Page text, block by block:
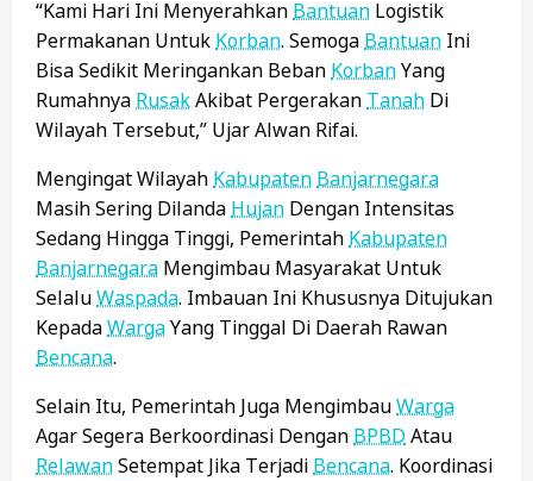
“Kami Hari Ini Menyerahkan Bantuan Logistik
Permakanan Untuk Korban. Semoga Bantuan Ini
Bisa Sedikit Meringankan Beban KorbanYang
Rumahnya RusakAkibat Pergerakan Tanah Di
Wilayah Tersebut,” Ujar Alwan Rifai.
Mengingat Wilayah Kabupaten Banjarnegara
Masih Sering Dilanda Hujan Dengan Intensitas
Sedang Hingga Tinggi, Pemerintah Kabupaten
Banjarnegara Mengimbau Masyarakat Untuk
SelaluWaspada. Imbauan Ini Khususnya Ditujukan
KepadaWargaYang Tinggal Di Daerah Rawan
Bencana.
Selain Itu, Pemerintah Juga MengimbauWarga
Agar Segera Berkoordinasi Dengan BPBD Atau
RelawanSetempat Jika Terjadi Bencana. Koordinasi